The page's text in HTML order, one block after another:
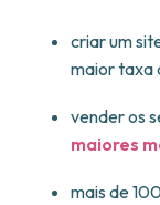
criar um
maior taxa
vender os
maiores
mais de